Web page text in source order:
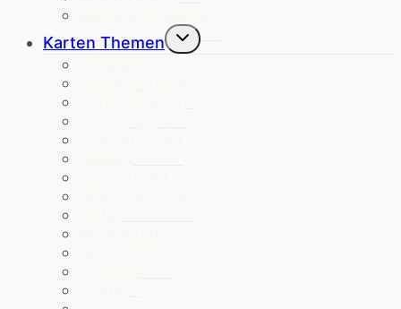
Karten Themen Untermenü
umschalten